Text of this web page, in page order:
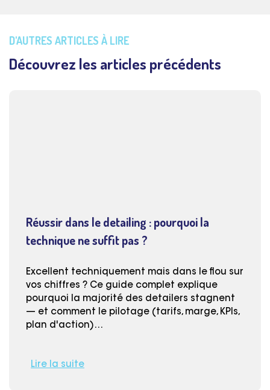
D'AUTRES ARTICLES À LIRE
Découvrez les articles précédents
Réussir dans le detailing : pourquoi la
technique ne suffit pas ?
Excellent techniquement mais dans le flou sur
vos chiffres ? Ce guide complet explique
pourquoi la majorité des detailers stagnent
— et comment le pilotage (tarifs, marge, KPIs,
plan d'action)…
Lire la suite